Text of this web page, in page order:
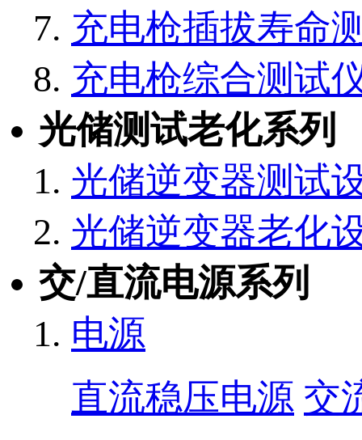
充电枪插拔寿命
充电枪综合测试
光储测试老化系列
光储逆变器测试
光储逆变器老化
交/直流电源系列
电源
直流稳压电源 交